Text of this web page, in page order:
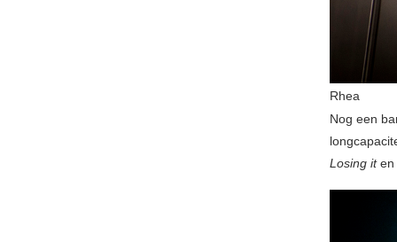
Rhea
Nog een
Losing iten